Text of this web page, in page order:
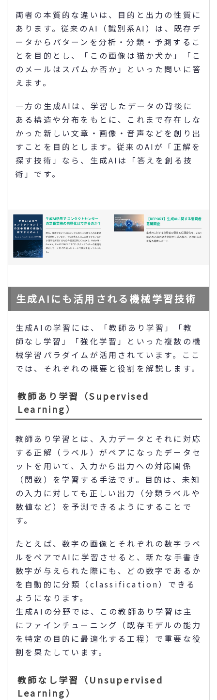
両者の本質的な違いは、目的と出力の性質に
あります。従来のAI（識別系AI）は、既存デ
ータからパターンを分析・分類・予測するこ
とを目的とし、「この画像は猫か犬か」「こ
のメールはスパムか否か」といった問いに答
えます。
一方の生成AIは、学習したデータの背後に
ある構造や分布をもとに、これまで存在しな
かった新しい文章・画像・音声などを創り出
すことを目的とします。従来のAIが「正解を
探す技術」なら、生成AIは「答えを創る技
術」です。
生成AIにも活用される機械学習技術
生成AIの学習には、「教師あり学習」「教
師なし学習」「強化学習」といった複数の機
械学習パラダイムが活用されています。ここ
では、それぞれの概要と役割を解説します。
教師あり学習（Supervised
Learning）
教師あり学習とは、入力データとそれに対応
する正解（ラベル）がペアになったデータセ
ットを用いて、入力から出力への対応関係
（関数）を学習する手法です。目的は、未知
の入力に対しても正しい出力（分類ラベルや
数値など）を予測できるようにすることで
す。
たとえば、数字の画像とそれぞれの数字ラベ
ルをペアでAIに学習させると、新たな手書き
数字が与えられた際にも、どの数字であるか
を自動的に分類（classification）できる
ようになります。
生成AIの分野では、この教師あり学習は主
にファインチューニング（既存モデルの能力
を特定の目的に最適化する工程）で重要な役
割を果たしています。
教師なし学習（Unsupervised
Learning）